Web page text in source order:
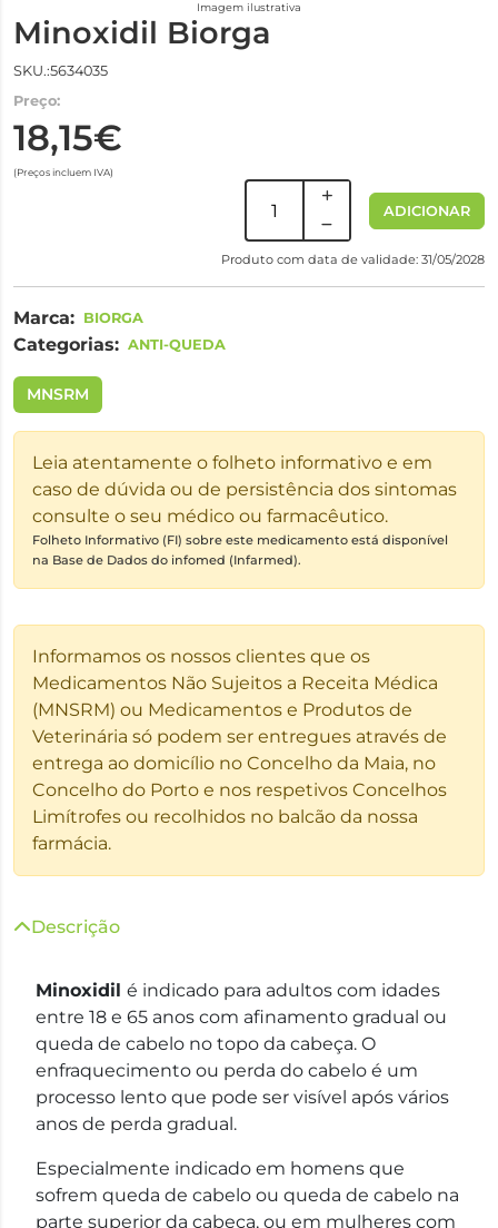
Imagem ilustrativa
Minoxidil Biorga
SKU.:5634035
Preço:
18,15€
(Preços incluem IVA)
ADICIONAR
Produto com data de validade: 31/05/2028
Marca: BIORGA
Categorias: ANTI-QUEDA
MNSRM
Leia atentamente o folheto informativo e em
caso de dúvida ou de persistência dos sintomas
consulte o seu médico ou farmacêutico.
Folheto Informativo (FI) sobre este medicamento está disponível
na Base de Dados do infomed (Infarmed).
Informamos os nossos clientes que os
Medicamentos Não Sujeitos a Receita Médica
(MNSRM) ou Medicamentos e Produtos de
Veterinária só podem ser entregues através de
entrega ao domicílio no Concelho da Maia, no
Concelho do Porto e nos respetivos Concelhos
Limítrofes ou recolhidos no balcão da nossa
farmácia.
Descrição
Minoxidil é indicado para adultos com idades
entre 18 e 65 anos com afinamento gradual ou
queda de cabelo no topo da cabeça. O
enfraquecimento ou perda do cabelo é um
processo lento que pode ser visível após vários
anos de perda gradual.
Especialmente indicado em homens que
sofrem queda de cabelo ou queda de cabelo na
parte superior da cabeça, ou em mulheres com